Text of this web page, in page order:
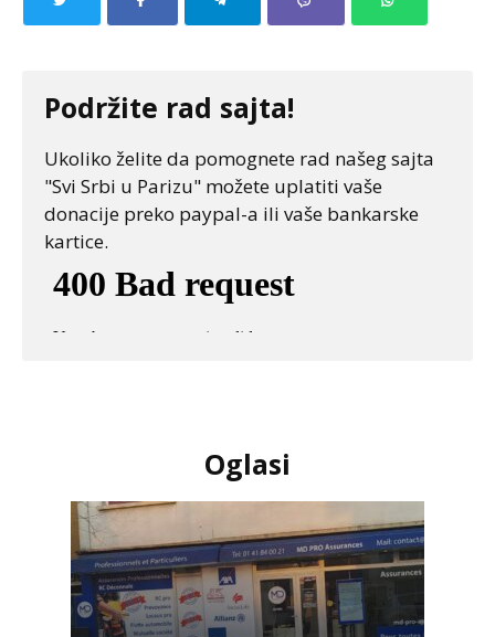
Podržite rad sajta!
Ukoliko želite da pomognete rad našeg sajta
"Svi Srbi u Parizu" možete uplatiti vaše
donacije preko paypal-a ili vaše bankarske
kartice.
Oglasi